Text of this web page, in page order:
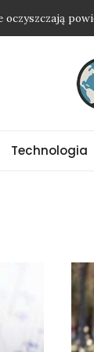
oczyszczają
nawet
biżuterię ze
Technologia